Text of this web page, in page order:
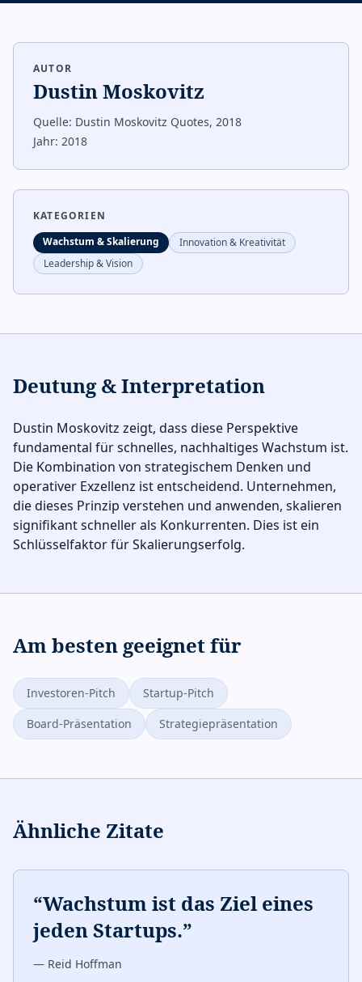
AUTOR
Dustin Moskovitz
Quelle: Dustin Moskovitz Quotes, 2018
Jahr: 2018
KATEGORIEN
Wachstum & Skalierung
Innovation & Kreativität
Leadership & Vision
Deutung & Interpretation
Dustin Moskovitz zeigt, dass diese Perspektive
fundamental für schnelles, nachhaltiges Wachstum ist.
Die Kombination von strategischem Denken und
operativer Exzellenz ist entscheidend. Unternehmen,
die dieses Prinzip verstehen und anwenden, skalieren
signifikant schneller als Konkurrenten. Dies ist ein
Schlüsselfaktor für Skalierungserfolg.
Am besten geeignet für
Investoren-Pitch
Startup-Pitch
Board-Präsentation
Strategiepräsentation
Ähnliche Zitate
“Wachstum ist das Ziel eines
jeden Startups.”
— Reid Hoffman